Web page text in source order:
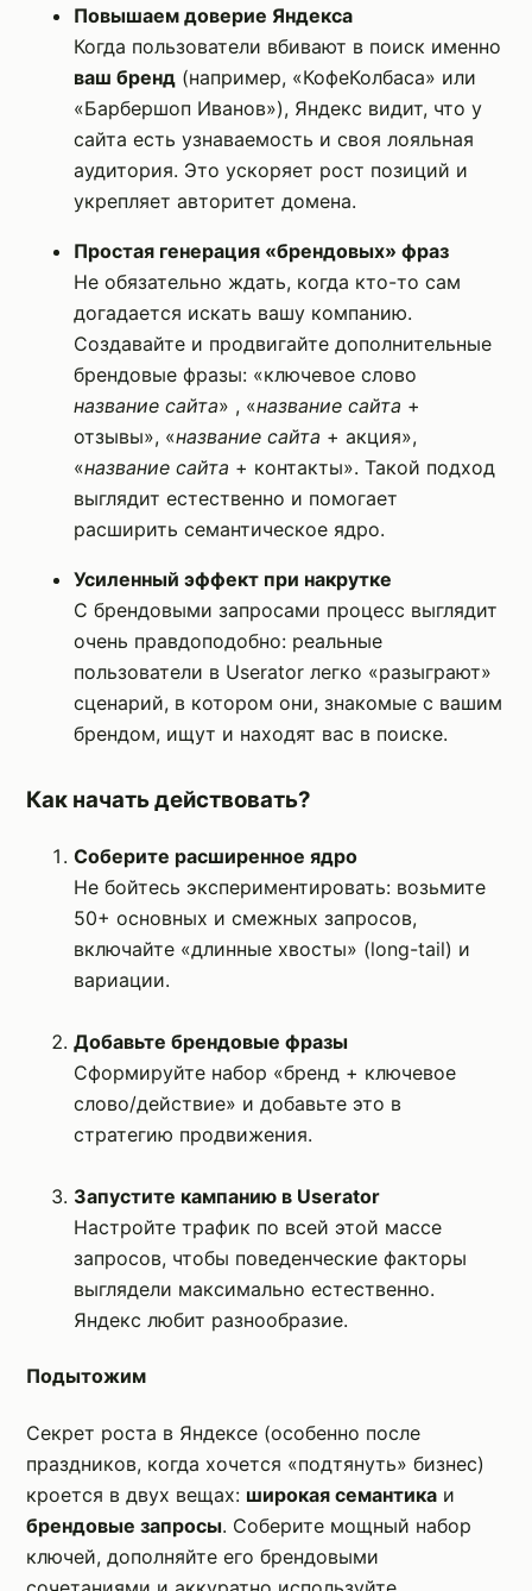
Повышаем доверие Яндекса
Когда пользователи вбивают в поиск именно
ваш бренд (например, «КофеКолбаса» или
«Барбершоп Иванов»), Яндекс видит, что у
сайта есть узнаваемость и своя лояльная
аудитория. Это ускоряет рост позиций и
укрепляет авторитет домена.
Простая генерация «брендовых» фраз
Не обязательно ждать, когда кто-то сам
догадается искать вашу компанию.
Создавайте и продвигайте дополнительные
брендовые фразы: «ключевое слово
название сайта» , «название сайта +
отзывы», «название сайта + акция»,
«название сайта + контакты». Такой подход
выглядит естественно и помогает
расширить семантическое ядро.
Усиленный эффект при накрутке
С брендовыми запросами процесс выглядит
очень правдоподобно: реальные
пользователи в Userator легко «разыграют»
сценарий, в котором они, знакомые с вашим
брендом, ищут и находят вас в поиске.
Как начать действовать?
Соберите расширенное ядро
Не бойтесь экспериментировать: возьмите
50+ основных и смежных запросов,
включайте «длинные хвосты» (long-tail) и
вариации.
Добавьте брендовые фразы
Сформируйте набор «бренд + ключевое
слово/действие» и добавьте это в
стратегию продвижения.
Запустите кампанию в Userator
Настройте трафик по всей этой массе
запросов, чтобы поведенческие факторы
выглядели максимально естественно.
Яндекс любит разнообразие.
Подытожим
Секрет роста в Яндексе (особенно после
праздников, когда хочется «подтянуть» бизнес)
кроется в двух вещах: широкая семантика и
брендовые запросы. Соберите мощный набор
ключей, дополняйте его брендовыми